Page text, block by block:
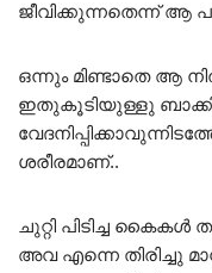
ജീവിക്കുന്നതെന്ന് ആ
ഒന്നും മിണ്ടാതെ ആ
ഇതുകൂടിയുള്ളു
ശരീരമാണ്..
ചുറ്റി പിടിച്ച
അവ എന്നെ തിരിച്ചു